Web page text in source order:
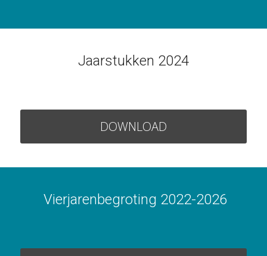
Jaarstukken 2024
DOWNLOAD
Vierjarenbegroting 2022-2026